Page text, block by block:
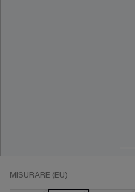
MISURARE (EU)